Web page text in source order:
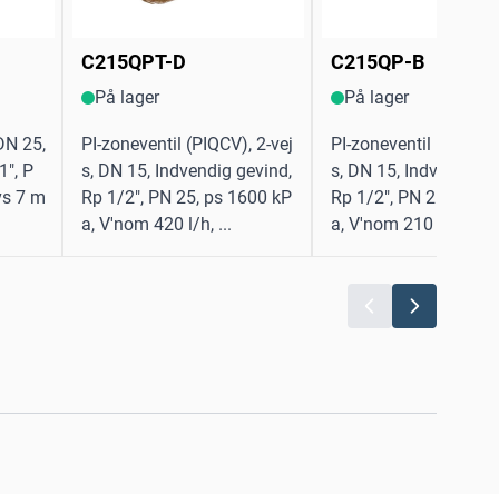
25,
P
7 m
C215QPT-D
På lager
PI-zoneventil (PIQCV), 2-vej
s, DN 15, Indvendig gevind,
Rp 1/2", PN 25, ps 1600 kP
a, V'nom 420 l/h, ...
C215QP-B
På lager
PI-zoneventil
s, DN 15, Indvendig
Rp 1/2", PN 25, ps
a, V'nom 210 l/h, ...